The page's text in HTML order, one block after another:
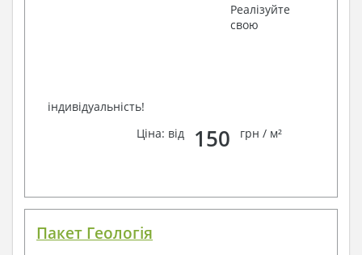
Реалізуйте
свою
індивідуальність!
Ціна: від
150 грн / м²
Пакет Геологія